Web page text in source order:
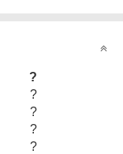
?
?
?
?
?